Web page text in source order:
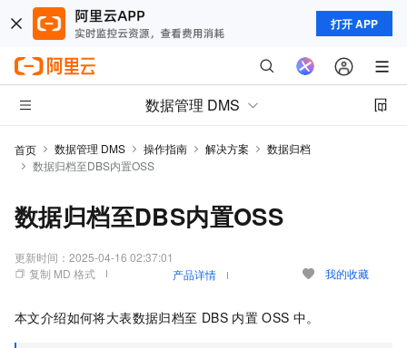
打开 APP
数据管理 DMS
首页 数据管理 DMS 操作指南 解决方案
数据归档
数据归档至DBS内置OSS
数据归档至DBS内置OSS
更新时间： 2025-04-16 02:37:01
复制 MD 格式
产品详情 我的收藏
本文介绍如何将大表数据归档至 DBS 内置 OSS 中。